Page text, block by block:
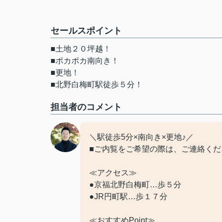
セールスポイント
■土地２０坪越！
■ポカポカ南向き！
■更地！
■北野白梅町駅徒歩５分！
担当者のコメント
＼駅徒歩5分×南向き×更地♪／
■ご内覧をご希望の際は、ご連絡くだ
≪アクセス≫
●京福北野白梅町…歩５分
●JR円町駅…歩１７分
≪おすすめPoint≫